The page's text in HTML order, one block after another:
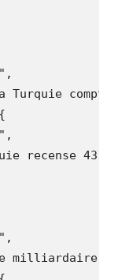
,
Turquie
{
,
recense 43
,
milliardaire